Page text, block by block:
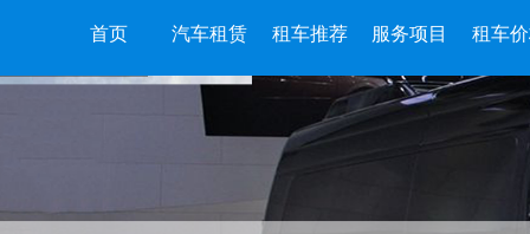
昆山国鸿汽车租赁服务有限公司
首页 汽车租赁 租车推荐 服务项目 租车